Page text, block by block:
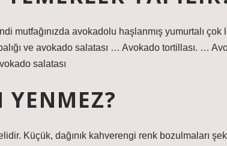
mutfağınızda avokadolu haşlanmış yumurtalı çok
ve avokado salatası … Avokado tortillası. …
salatası
Küçük, dağınık kahverengi renk bozulmaları